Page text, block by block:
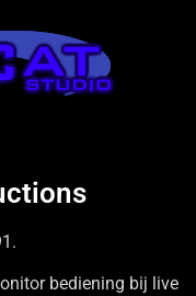
bediening bij live